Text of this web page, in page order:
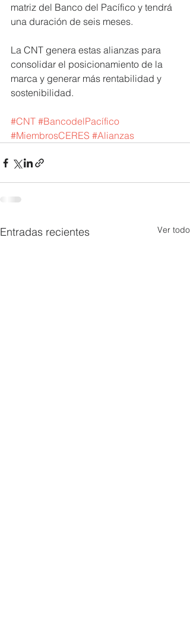
matriz del Banco del Pacífico y tendrá
una duración de seis meses.
La CNT genera estas alianzas para
consolidar el posicionamiento de la
marca y generar más rentabilidad y
sostenibilidad.
#CNT #BancodelPacífico
#MiembrosCERES #Alianzas
Entradas recientes Ver todo